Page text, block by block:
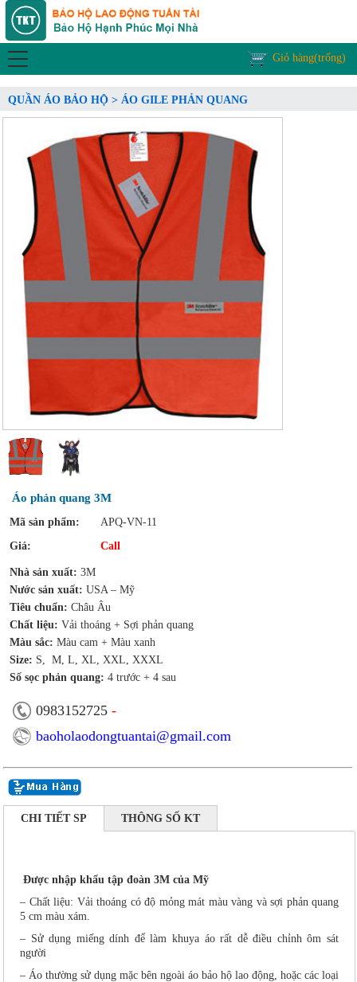
Giỏ hàng(trống)
QUẦN ÁO BẢO HỘ > ÁO GILE PHẢN QUANG
Áo phản quang 3M
Mã sản phẩm:
APQ-VN-11
Giá:
Call
Nhà sản xuất: 3M
Nước sản xuất: USA – Mỹ
Tiêu chuẩn: Châu Âu
Chất liệu: Vải thoáng + Sợi phản quang
Màu sắc: Màu cam + Màu xanh
Size: S, M, L, XL, XXL, XXXL
Số sọc phản quang: 4 trước + 4 sau
0983152725 -
baoholaodongtuantai@gmail.com
CHI TIẾT SP THÔNG SỐ KT
Được nhập khẩu tập đoàn 3M của Mỹ
– Chất liệu: Vải thoáng có độ mỏng mát màu vàng và sợi phản quang
5 cm màu xám.
– Sử dụng miếng dính để làm khuya áo rất dễ điều chỉnh ôm sát
người
– Áo thường sử dụng mặc bên ngoài áo bảo hộ lao động, hoặc các loại